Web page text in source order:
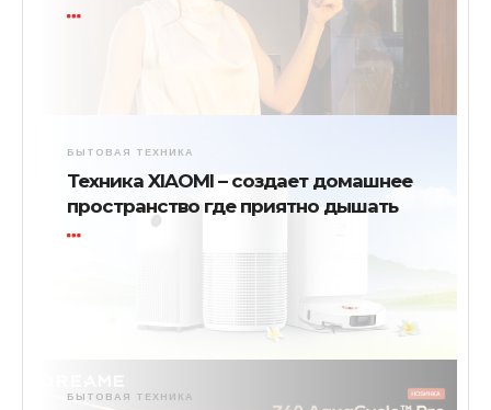
БЫТОВАЯ ТЕХНИКА
Техника XIAOMI – создает домашнее
пространство где приятно дышать
БЫТОВАЯ ТЕХНИКА